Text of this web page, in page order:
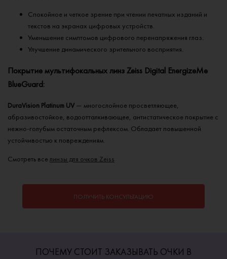
Спокойное и четкое зрение при чтении печатных изданий и
текстов на экранах цифровых устройств.
Уменьшение симптомов цифрового перенапряжения глаз.
Улучшение динамического зрительного восприятия.
Покрытие мультифокальных линз Zeiss Digital EnergizeMe
BlueGuard:
DuraVision Platinum UV — многослойное просветляющее,
абразивостойкое, водоотталкивающее, антистатическое покрытие с
нежно-голубым остаточным рефлексом. Обладает повышенной
устойчивостью к повреждениям.
Смотреть все линзы для очков Zeiss
ПОЛУЧИТЬ КОНСУЛЬТАЦИЮ
ПОЧЕМУ СТОИТ ЗАКАЗЫВАТЬ ОЧКИ В